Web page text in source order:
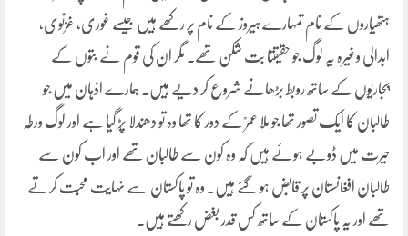
ہتھیاروں کے نام تمہارے ہیروز کے نام پر رکھے ہیں جیسے غوری، غزنوی،
ابدالی وغیرہ یہ لوگ جو حقیقتا بت شکن تھے۔ مگر ان کی قوم نے بتوں کے
پجاریوں کے ساتھ روبط بڑھانے شروع کر دیے ہیں۔ ہمارے اذہان میں جو
طالبان کا ایک تصور تھا جو ملا عمرؒ کے دور کا تھا وہ تو دھندلا پڑ گیا ہے اور لوگ ورطہ
حیرت میں ڈوبے ہوئے ہیں کہ وہ کون سے طالبان تھے اور اب کون سے
طالبان افغانستان پر قابض ہو گئے ہیں۔ وہ تو پاکستان سے نہایت محبت کرتے
تھے اور یہ پاکستان کے ساتھ کس قدر بغض رکھتے ہیں۔